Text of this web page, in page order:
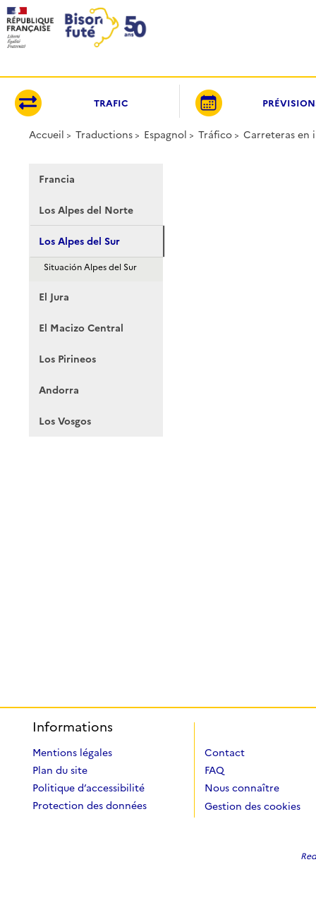
TRAFIC
Accueil Traductions Espagnol Tráfico Carreteras en
Francia
Los Alpes del Norte
Los Alpes del Sur
Situación Alpes del Sur
El Jura
El Macizo Central
Los Pirineos
Andorra
Los Vosgos
Informations
Mentions légales
Plan du site
Politique d’accessibilité
Protection des données
Contact
FAQ
Nous connaître
Gestion des cookies
Panneau de gestion des cookies